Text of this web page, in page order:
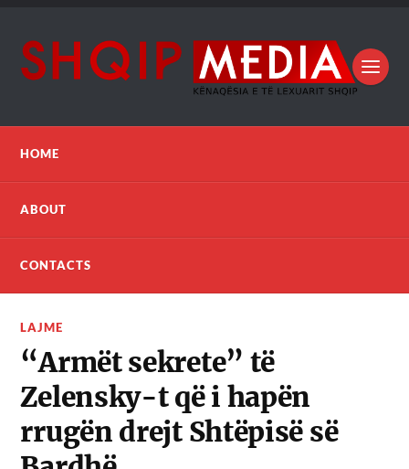
HOME
ABOUT
CONTACTS
LAJME
“Armët sekrete” të
Zelensky-t që i hapën
rrugën drejt Shtëpisë së